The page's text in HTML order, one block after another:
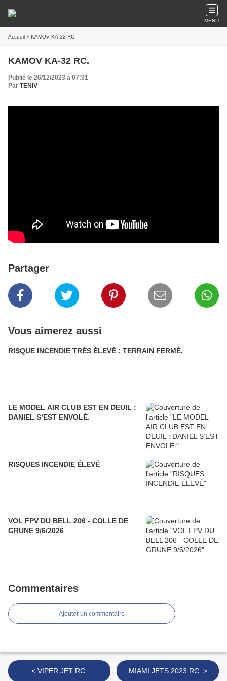
MENU
Accueil » KAMOV KA-32 RC.
KAMOV KA-32 RC.
Publié le 26/12/2023 à 07:31
Par TENIV
Partager
Vous aimerez aussi
RISQUE INCENDIE TRÉS ÉLEVÉ : TERRAIN FERMÉ.
LE MODEL AIR CLUB EST EN DEUIL :
DANIEL S’EST ENVOLÉ.
RISQUES INCENDIE ÉLEVÉ
VOL FPV DU BELL 206 - COLLE DE
GRUNE 9/6/2026
Commentaires
Ajouter un commentaire
< VIPER JET RC. MIAMI JETS 2023 RC. >